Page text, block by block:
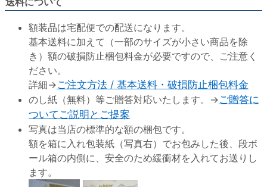
額装品は宅配便での配送になります。
基本送料に加えて（一部のサイズが小さい商品を除
き）額の破損防止梱包料金が必要ですので、ご注意く
ださい。
詳細→ご注文方法 / 基本送料・破損防止梱包料金
のし紙（無料）等ご贈答対応いたします。→ご贈答に
ついてご説明とご提案
写真は当店の標準的な額の梱包です。
額を箱に入れ包装紙（写真右）でお包みした後、段ボ
ール箱の内側に、安全のため緩衝材を入れてお送りし
ます。